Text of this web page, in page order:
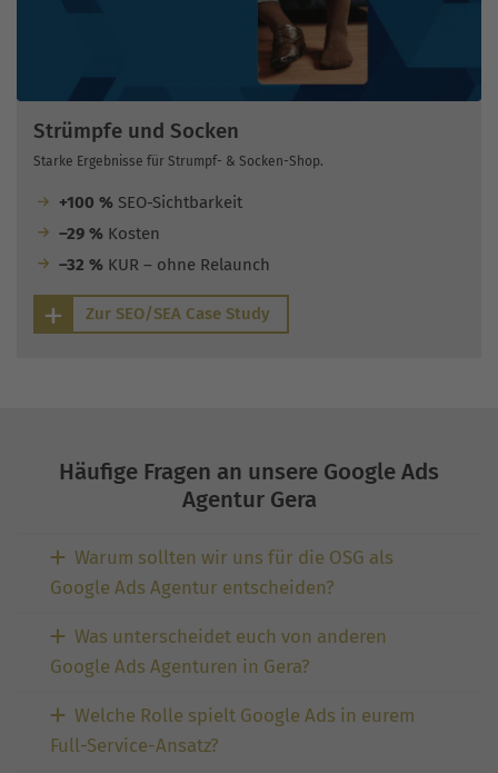
Strümpfe und Socken
Starke Ergebnisse für Strumpf- & Socken-Shop.
+100 %SEO-Sichtbarkeit
–29 %Kosten
–32 %KUR – ohne Relaunch
Zur SEO/SEA Case Study
Häufige Fragen an unsere Google Ads
Agentur Gera
Warum sollten wir uns für die OSG als
Google Ads Agentur entscheiden?
Was unterscheidet euch von anderen
Google Ads Agenturen in Gera?
Welche Rolle spielt Google Ads in eurem
Full-Service-Ansatz?